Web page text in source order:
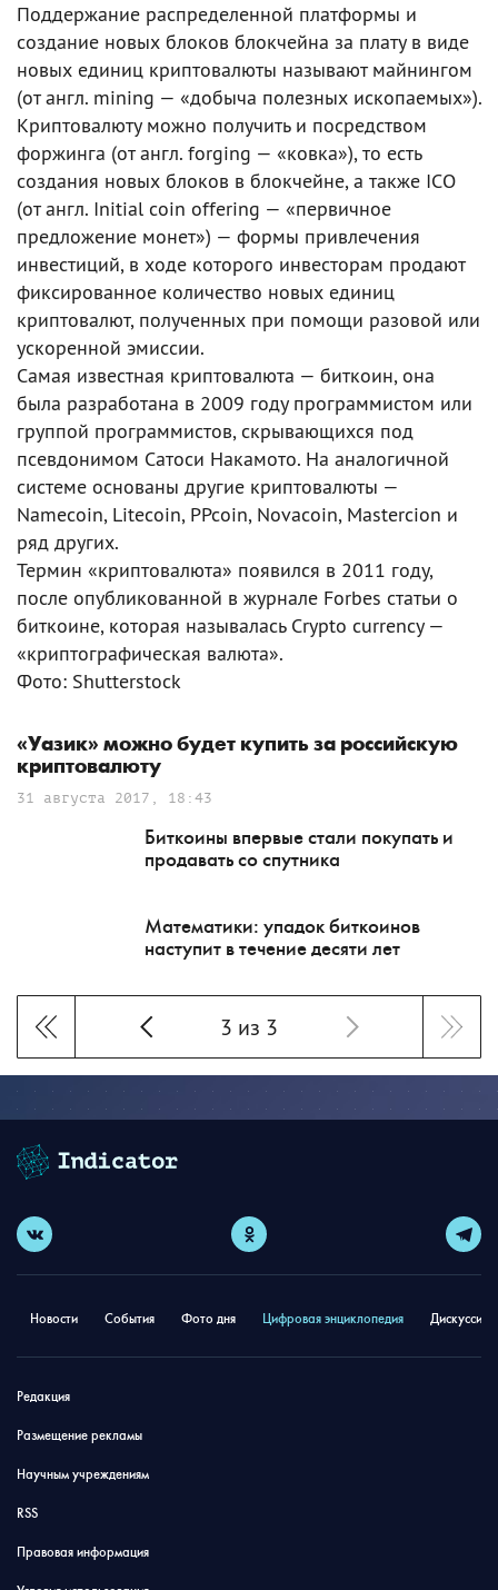
Поддержание распределенной платформы и
создание новых блоков блокчейна за плату в виде
новых единиц криптовалюты называют майнингом
(от англ. mining — «добыча полезных ископаемых»).
Криптовалюту можно получить и посредством
форжинга (от англ. forging — «ковка»), то есть
создания новых блоков в блокчейне, а также ICO
(от англ. Initial coin offering — «первичное
предложение монет») — формы привлечения
инвестиций, в ходе которого инвесторам продают
фиксированное количество новых единиц
криптовалют, полученных при помощи разовой или
ускоренной эмиссии.
Самая известная криптовалюта — биткоин, она
была разработана в 2009 году программистом или
группой программистов, скрывающихся под
псевдонимом Сатоси Накамото. На аналогичной
системе основаны другие криптовалюты —
Namecoin, Litecoin, PPcoin, Novacoin, Mastercion и
ряд других.
Термин «криптовалюта» появился в 2011 году,
после опубликованной в журнале Forbes статьи о
биткоине, которая называлась Crypto currency —
«криптографическая валюта».
Фото: Shutterstock
«Уазик» можно будет купить за российскую
криптовалюту
31 августа 2017, 18:43
Биткоины впервые стали покупать и
продавать со спутника
Математики: упадок биткоинов
наступит в течение десяти лет
3 из 3
Новости События Фото дня Цифровая энциклопедия
Редакция
Размещение рекламы
Научным учреждениям
RSS
Правовая информация